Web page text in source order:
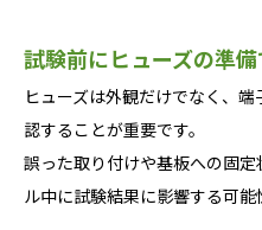
試験前にヒューズの準
ヒューズは外観だけでなく、
認することが重要です。
誤った取り付けや基板への固
ル中に試験結果に影響する可能